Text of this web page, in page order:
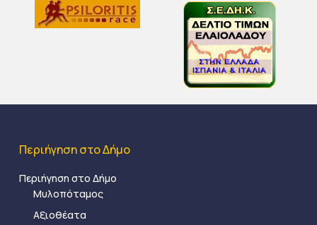
Περιήγηση στο Δήμο
Περιήγηση στο Δήμο
Μυλοπόταμος
Αξιοθέατα